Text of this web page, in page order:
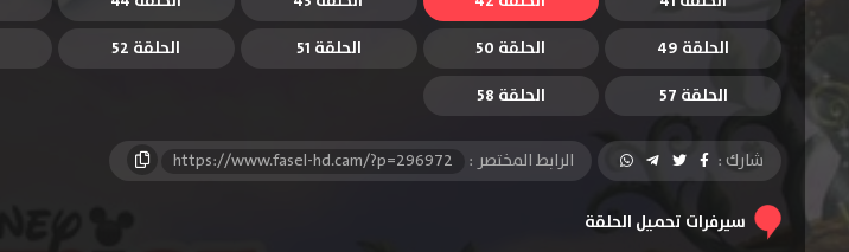
الحلقة 49
الحلقة 50 الحلقة 51 الحلقة 52
الحلقة 57
الحلقة 58
شارك : الرابط المختصر : https://www.fasel-hd.cam/?p=296972
سيرفرات تحميل الحلقة